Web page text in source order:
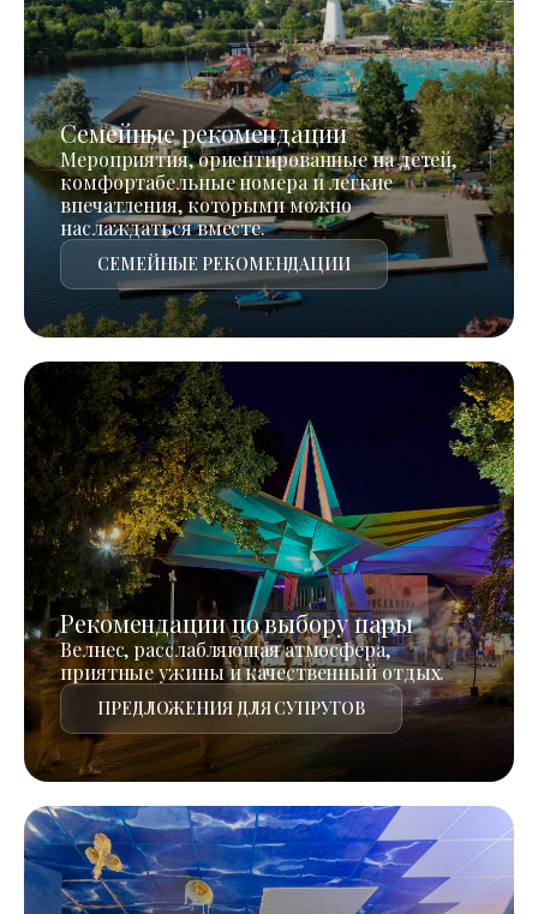
Семейные рекомендации
Мероприятия, ориентированные на детей,
комфортабельные номера и легкие
впечатления, которыми можно
наслаждаться вместе.
СЕМЕЙНЫЕ РЕКОМЕНДАЦИИ
Рекомендации по выбору пары
Велнес, расслабляющая атмосфера,
приятные ужины и качественный отдых.
ПРЕДЛОЖЕНИЯ ДЛЯ СУПРУГОВ